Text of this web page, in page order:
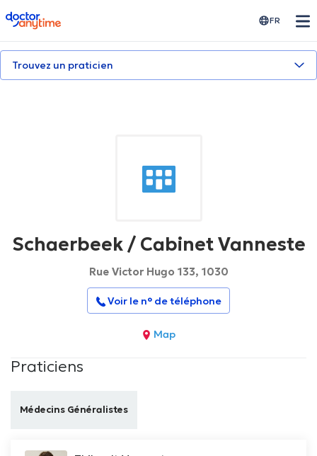
doctoranytime FR
Trouvez un praticien
Schaerbeek / Cabinet Vanneste
Rue Victor Hugo 133, 1030
Voir le n° de téléphone
Map
Praticiens
Médecins Généralistes